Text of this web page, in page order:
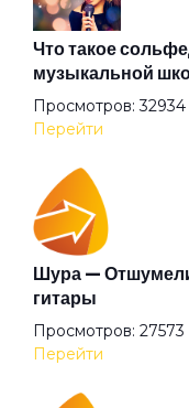
Бабочка
Баргузин
Барышня
Беги (2008)
Беги
Что такое
музыкальной
Просмотров: 32934
Перейти
Шура —
гитары
Просмотров: 27573
Перейти